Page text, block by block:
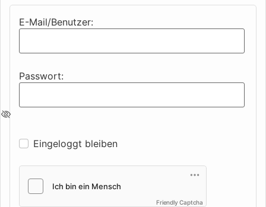
E-Mail/Benutzer:
Passwort:
Eingeloggt bleiben
Friendly Captcha